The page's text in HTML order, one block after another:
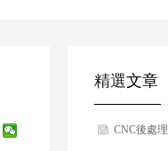
精選文章
CNC後處理